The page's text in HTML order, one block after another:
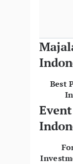
Best